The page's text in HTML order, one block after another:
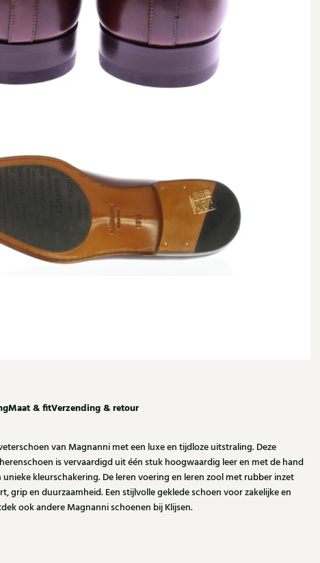
Maat & fitVerzending & retour
van Magnanni met een luxe en tijdloze uitstraling. Deze
is vervaardigd uit één stuk hoogwaardig leer en met de hand
kleurschakering. De leren voering en leren zool met rubber inzet
grip en duurzaamheid. Een stijlvolle geklede schoen voor zakelijke en
ook andere Magnanni schoenen bij Klijsen.